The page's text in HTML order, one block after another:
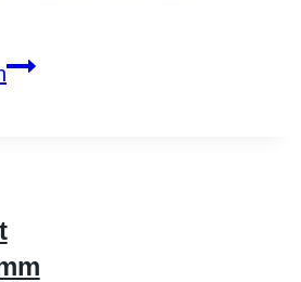
Steinsuppe